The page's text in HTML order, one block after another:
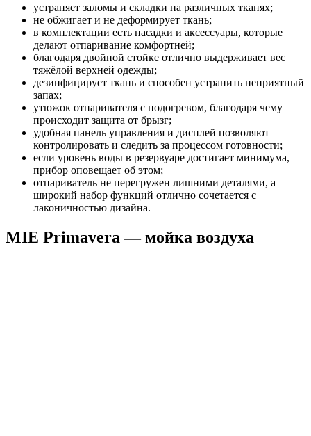
устраняет заломы и складки на различных тканях;
не обжигает и не деформирует ткань;
в комплектации есть насадки и аксессуары, которые
делают отпаривание комфортней;
благодаря двойной стойке отлично выдерживает вес
тяжёлой верхней одежды;
дезинфицирует ткань и способен устранить неприятный
запах;
утюжок отпаривателя с подогревом, благодаря чему
происходит защита от брызг;
удобная панель управления и дисплей позволяют
контролировать и следить за процессом готовности;
если уровень воды в резервуаре достигает минимума,
прибор оповещает об этом;
отпариватель не перегружен лишними деталями, а
широкий набор функций отлично сочетается с
лаконичностью дизайна.
MIE Primavera — мойка воздуха